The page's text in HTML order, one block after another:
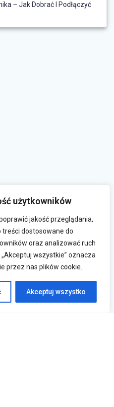
użytkowników
jakość przeglądania,
dostosowane do
oraz analizować ruch
wszystkie” oznacza
przez nas plików cookie.
Akceptuj wszystko
– Jak Dobrać I Podłączyć